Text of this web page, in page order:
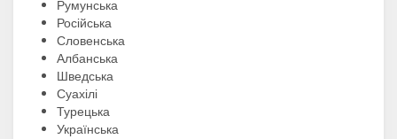
Румунська
Російська
Словенська
Албанська
Шведська
Суахілі
Турецька
Українська